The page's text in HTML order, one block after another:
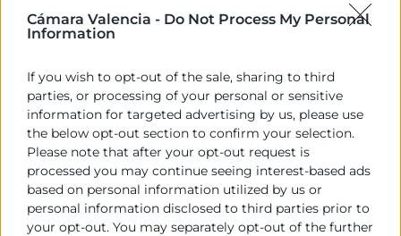
Cámara Valencia - Do Not Process My Personal
Information
If you wish to opt-out of the sale, sharing to third
parties, or processing of your personal or sensitive
information for targeted advertising by us, please use
the below opt-out section to confirm your selection.
Please note that after your opt-out request is
processed you may continue seeing interest-based ads
based on personal information utilized by us or
personal information disclosed to third parties prior to
your opt-out. You may separately opt-out of the further
Estrategias para
optimizar el fondo de
maniobra